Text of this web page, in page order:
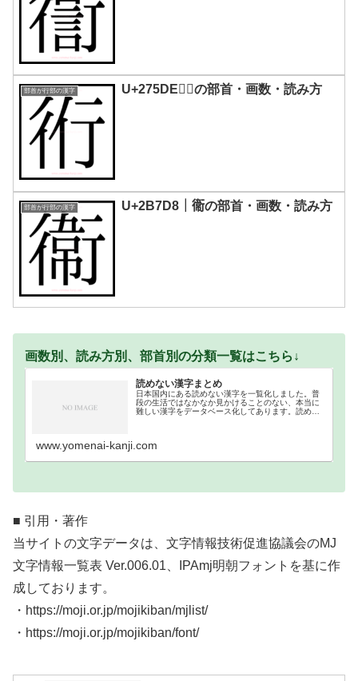
部首が行部の漢字 U+275DE｜𧗞の部首・画数・読み方
部首が行部の漢字 U+2B7D8｜𫟘の部首・画数・読み方
画数別、読み方別、部首別の分類一覧はこちら↓
読めない漢字まとめ
日本国内にある読めない漢字を一覧化しました。普
段の生活ではなかなか見かけることのない、本当に
難しい漢字をデータベース化してあります。読めな
www.yomenai-kanji.com
■ 引用・著作
当サイトの文字データは、文字情報技術促進協議会のMJ
文字情報一覧表 Ver.006.01、IPAmj明朝フォントを基に作
成しております。
・https://moji.or.jp/mojikiban/mjlist/
・https://moji.or.jp/mojikiban/font/